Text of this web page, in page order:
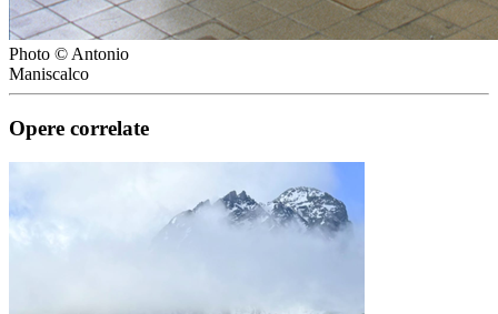
Photo © Antonio
Maniscalco
Opere correlate